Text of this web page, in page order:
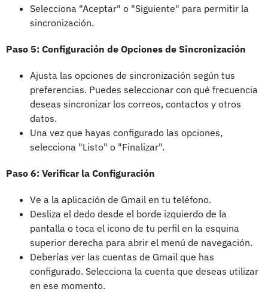
Selecciona "Aceptar" o "Siguiente" para permitir la
sincronización.
Paso 5: Configuración de Opciones de Sincronización
Ajusta las opciones de sincronización según tus
preferencias. Puedes seleccionar con qué frecuencia
deseas sincronizar los correos, contactos y otros
datos.
Una vez que hayas configurado las opciones,
selecciona "Listo" o "Finalizar".
Paso 6: Verificar la Configuración
Ve a la aplicación de Gmail en tu teléfono.
Desliza el dedo desde el borde izquierdo de la
pantalla o toca el icono de tu perfil en la esquina
superior derecha para abrir el menú de navegación.
Deberías ver las cuentas de Gmail que has
configurado. Selecciona la cuenta que deseas utilizar
en ese momento.